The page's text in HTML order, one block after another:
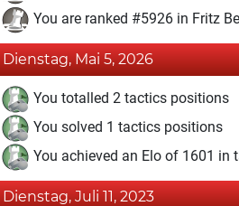
You are ranked #5926 in Fritz
Dienstag, Mai 5, 2026
You totalled 2 tactics positions
You solved 1 tactics positions
You achieved an Elo of 1601 in
Dienstag, Juli 11, 2023